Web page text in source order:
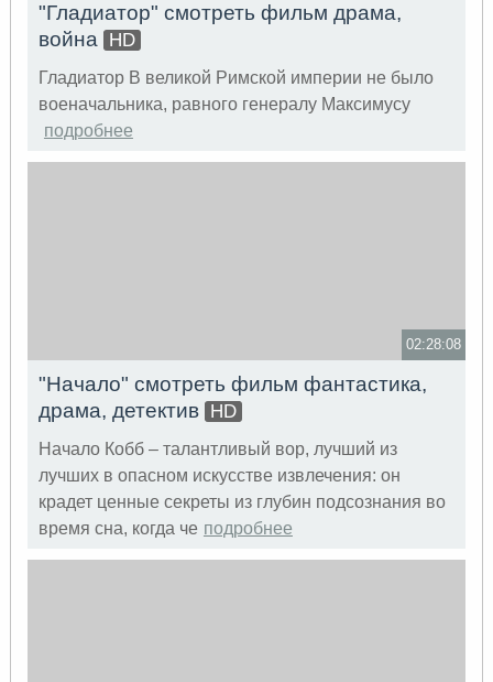
"Гладиатор" смотреть фильм драма,
война
HD
Гладиатор В великой Римской империи не было
военачальника, равного генералу Максимусу
подробнее
02:28:08
"Начало" смотреть фильм фантастика,
драма, детектив HD
Начало Кобб – талантливый вор, лучший из
лучших в опасном искусстве извлечения: он
крадет ценные секреты из глубин подсознания во
время сна, когда че подробнее